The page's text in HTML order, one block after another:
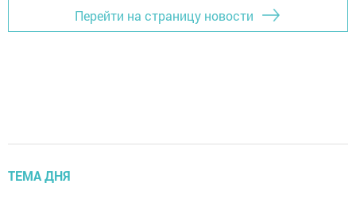
Перейти на страницу новости
ТЕМА ДНЯ